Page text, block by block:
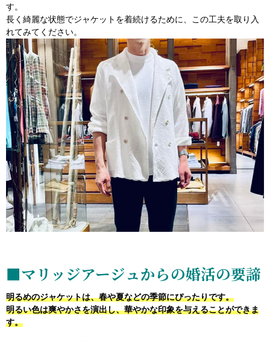
す。
長く綺麗な状態でジャケットを着続けるために、この工夫を取り入
れてみてください。
■マリッジアージュからの婚活の要諦
明るめのジャケットは、春や夏などの季節にぴったりです。
明るい色は爽やかさを演出し、華やかな印象を与えることができま
す。